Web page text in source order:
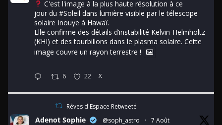
C'est l'image à la plus haute résolution à ce
jour du #Soleil dans lumière visible par le télescope
solaire Inouye à Hawaï.
Elle confirme des détails d’instabilité Kelvin-Helmholtz
(KHI) et des tourbillons dans le plasma solaire. Cette
image couvre un rayon terrestre !
6 22 X
Rêves d'Espace Retweeté
Adenot Sophie @soph_astro · 7 Août